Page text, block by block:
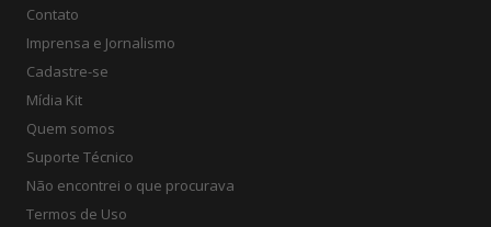
Contato
Imprensa e Jornalismo
Cadastre-se
Mídia Kit
Quem somos
Suporte Técnico
Não encontrei o que procurava
Termos de Uso